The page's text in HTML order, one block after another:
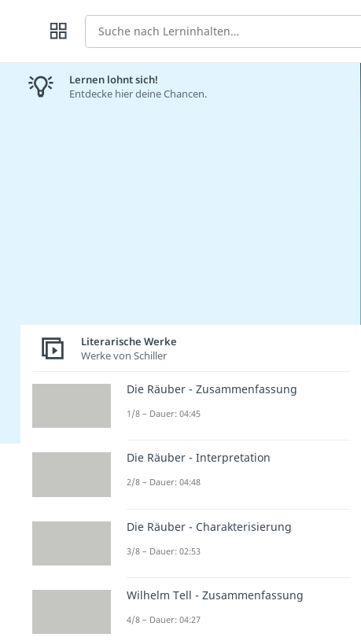
Suche
Lernen lohnt sich!
Entdecke hier deine Chancen.
Literarische Werke
Werke von Schiller
Die Räuber - Zusammenfassung
1/8 – Dauer: 04:45
Die Räuber - Interpretation
2/8 – Dauer: 04:48
Die Räuber - Charakterisierung
3/8 – Dauer: 02:53
Wilhelm Tell - Zusammenfassung
4/8 – Dauer: 04:27